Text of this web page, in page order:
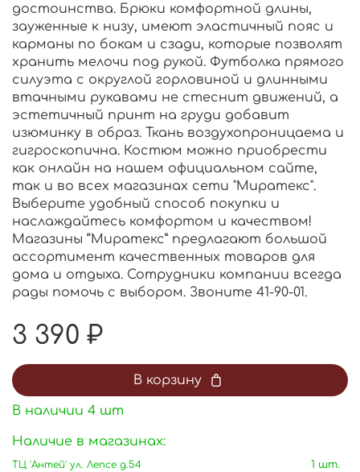
достоинства. Брюки комфортной длины,
зауженные к низу, имеют эластичный пояс и
карманы по бокам и сзади, которые позволят
хранить мелочи под рукой. Футболка прямого
силуэта с округлой горловиной и длинными
втачными рукавами не стеснит движений, а
эстетичный принт на груди добавит
изюминку в образ. Ткань воздухопроницаема и
гигроскопична. Костюм можно приобрести
как онлайн на нашем официальном сайте,
так и во всех магазинах сети "Миратекс".
Выберите удобный способ покупки и
наслаждайтесь комфортом и качеством!
Магазины “Миратекс” предлагают большой
ассортимент качественных товаров для
дома и отдыха. Сотрудники компании всегда
рады помочь с выбором. Звоните 41-90-01.
3 390 ₽
В корзину
В наличии 4 шт
Наличие в магазинах:
ТЦ 'Антей' ул. Лепсе д.54 1 шт.